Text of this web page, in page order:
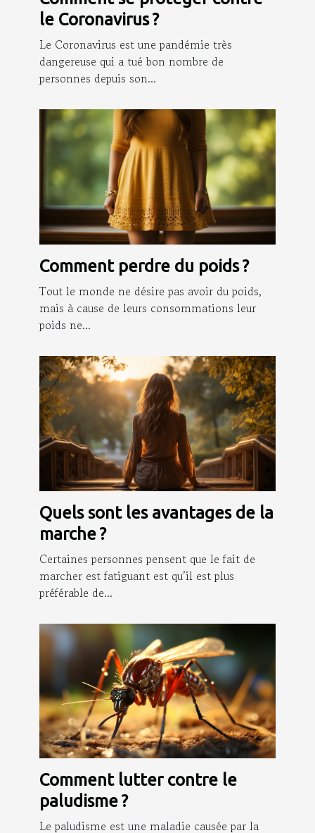
le Coronavirus ?
Le Coronavirus est une pandémie très
dangereuse qui a tué bon nombre de
personnes depuis son...
Comment perdre du poids ?
Tout le monde ne désire pas avoir du poids,
mais à cause de leurs consommations leur
poids ne...
Quels sont les avantages de la
marche ?
Certaines personnes pensent que le fait de
marcher est fatiguant est qu’il est plus
préférable de...
Comment lutter contre le
paludisme ?
Le paludisme est une maladie causée par la